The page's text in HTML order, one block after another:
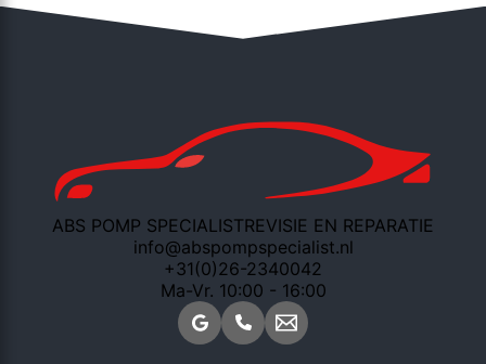
ABS POMP SPECIALISTREVISIE EN REPARATIE
info@abspompspecialist.nl
+31(0)26-2340042
Ma-Vr. 10:00 - 16:00